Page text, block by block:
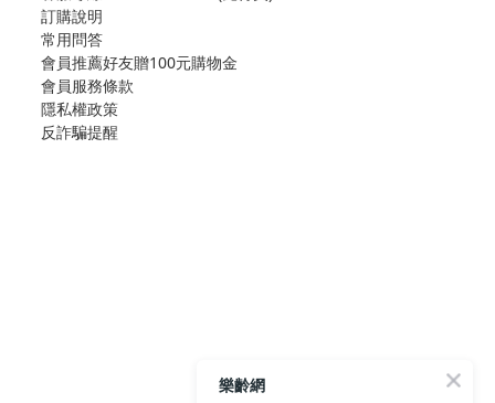
訂購說明
常用問答
會員推薦好友贈100元購物金
會員服務條款
隱私權政策
反詐騙提醒
樂齡網